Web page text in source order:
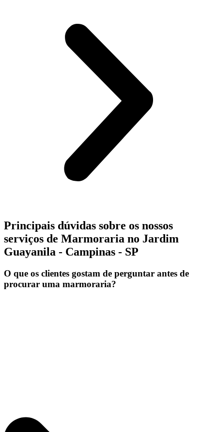
Principais dúvidas sobre os nossos
serviços de Marmoraria no Jardim
Guayanila - Campinas - SP
O que os clientes gostam de perguntar antes de
procurar uma marmoraria?